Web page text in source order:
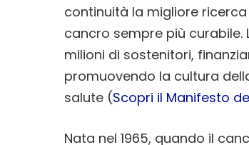
continuità la migliore
cancro sempre più
milioni di sostenitori,
promuovendo la cultura
salute (Scopri il Manifesto
Nata nel 1965, quando il